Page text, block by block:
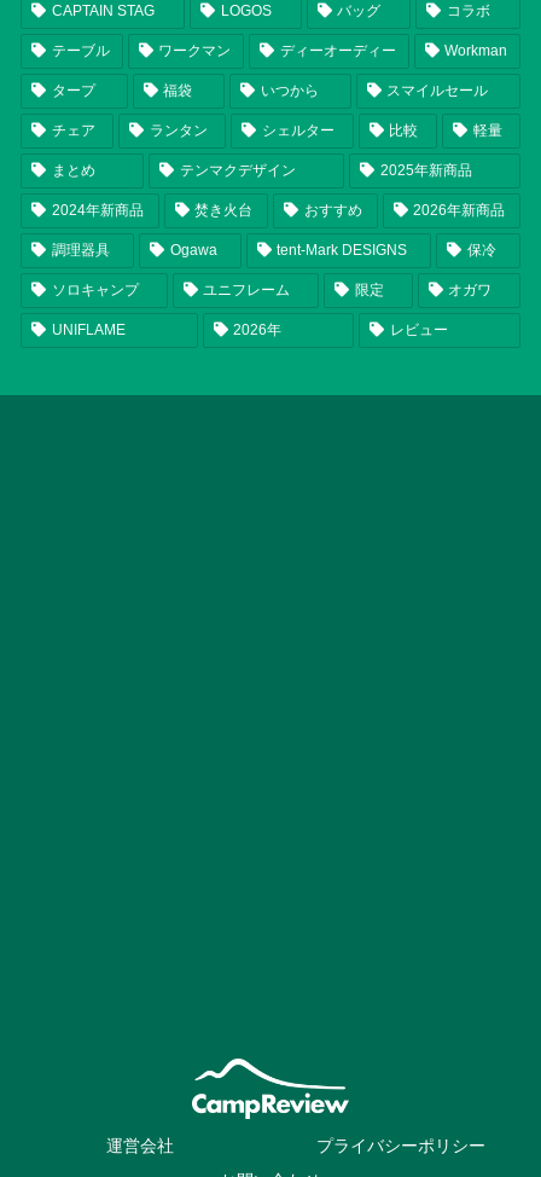
CAPTAIN STAG LOGOS バッグ コラボ
テーブル ワークマン ディーオーディー Workman
タープ 福袋 いつから スマイルセール
チェア ランタン シェルター 比較 軽量
まとめ テンマクデザイン 2025年新商品
2024年新商品 焚き火台 おすすめ 2026年新商品
調理器具 Ogawa tent-Mark DESIGNS 保冷
ソロキャンプ ユニフレーム 限定 オガワ
UNIFLAME 2026年 レビュー
運営会社
プライバシーポリシー